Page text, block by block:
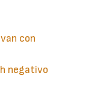
con
negativo